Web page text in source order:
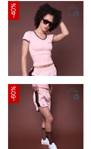
-40% ESCLUSIVA SNIPES
-60%